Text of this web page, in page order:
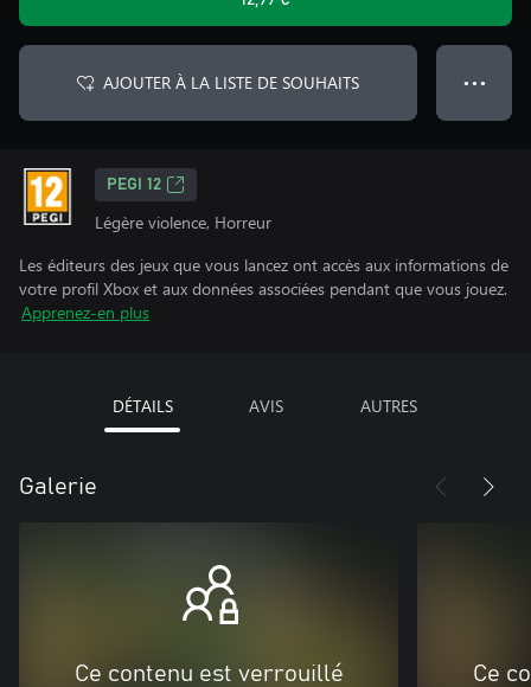
AJOUTER À LA LISTE DE SOUHAITS ● ● ●
PEGI 12
Légère violence, Horreur
Les éditeurs des jeux que vous lancez ont accès aux informations de
votre profil Xbox et aux données associées pendant que vous jouez.
Apprenez-en plus
DÉTAILS AVIS AUTRES
Galerie
Ce contenu est verrouillé Ce